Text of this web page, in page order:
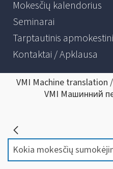
Mokesčių kalendorius
Seminarai
Tarptautinis
Kontaktai / Apklausa
VMI Machine
VMI Машинний